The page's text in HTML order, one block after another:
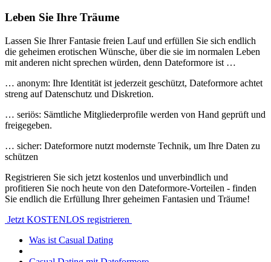
Leben Sie Ihre Träume
Lassen Sie Ihrer Fantasie freien Lauf und erfüllen Sie sich endlich
die geheimen erotischen Wünsche, über die sie im normalen Leben
mit anderen nicht sprechen würden, denn Dateformore ist …
… anonym: Ihre Identität ist jederzeit geschützt, Dateformore achtet
streng auf Datenschutz und Diskretion.
… seriös: Sämtliche Mitgliederprofile werden von Hand geprüft und
freigegeben.
… sicher: Dateformore nutzt modernste Technik, um Ihre Daten zu
schützen
Registrieren Sie sich jetzt kostenlos und unverbindlich und
profitieren Sie noch heute von den Dateformore-Vorteilen - finden
Sie endlich die Erfüllung Ihrer geheimen Fantasien und Träume!
Jetzt KOSTENLOS registrieren
Was ist Casual Dating